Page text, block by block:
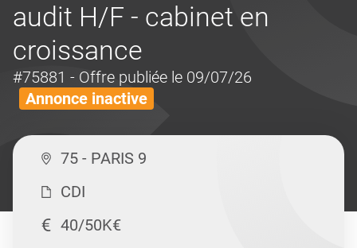
audit H/F - cabinet en
croissance
#75881 - Offre publiée le 09/07/26
Annonce inactive
75 - PARIS 9
CDI
40/50K€